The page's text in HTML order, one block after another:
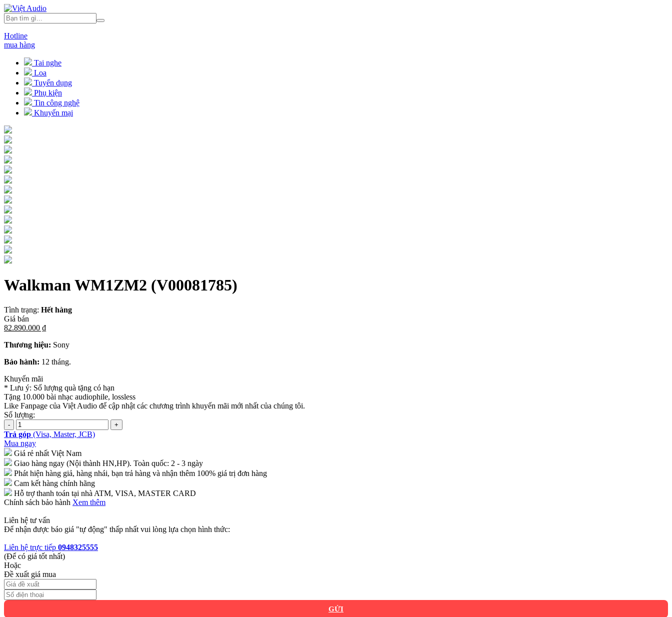
Hotline
mua hàng
Tai nghe
Loa
Tuyển dụng
Phụ kiện
Tin công nghệ
Khuyến mại
Walkman WM1ZM2 (V00081785)
Tình trạng: Hết hàng
Giá bán
82.890.000 ₫
Thương hiệu: Sony
Bảo hành: 12 tháng.
Khuyến mãi
* Lưu ý: Số lượng quà tặng có hạn
Tặng 10.000 bài nhạc audiophile, lossless
Like Fanpage của Việt Audio để cập nhật các chương trình khuyến mãi mới nhất của chúng tôi.
Số lượng:
Trả góp (Visa, Master, JCB)
Mua ngay
Giá rẻ nhất Việt Nam
Giao hàng ngay (Nội thành HN,HP). Toàn quốc: 2 - 3 ngày
Phát hiện hàng giả, hàng nhái, bạn trả hàng và nhận thêm 100% giá trị đơn hàng
Cam kết hàng chính hãng
Hỗ trợ thanh toán tại nhà ATM, VISA, MASTER CARD
Chính sách bảo hành Xem thêm
Liên hệ tư vấn
Để nhận được báo giá "tự động" thấp nhất vui lòng lựa chọn hình thức:
Liên hệ trực tiếp 0948325555
(Để có giá tốt nhất)
Hoặc
Đề xuất giá mua
GỬI